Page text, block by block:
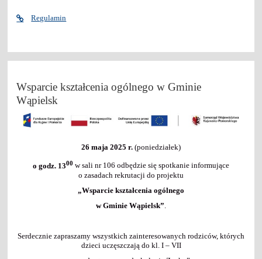
Regulamin
Wsparcie kształcenia ogólnego w Gminie
Wąpielsk
26 maja 2025 r. (poniedziałek)
o godz. 1300 w sali nr 106 odbędzie się spotkanie informujące
o zasadach rekrutacji do projektu
„Wsparcie kształcenia ogólnego
w Gminie Wąpielsk”
Serdecznie zapraszamy wszystkich zainteresowanych rodziców, których
dzieci uczęszczają do kl. I – VII